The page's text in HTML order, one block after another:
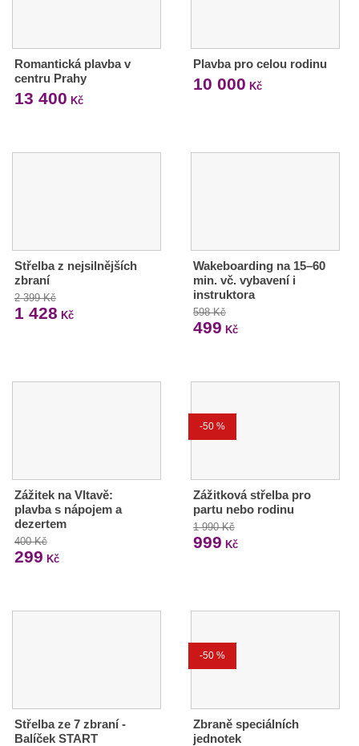
Romantická plavba v
centru Prahy
13 400 Kč
Plavba pro celou rodinu
10 000 Kč
Střelba z nejsilnějších
zbraní
2 399 Kč
1 428 Kč
Wakeboarding na 15–60
min. vč. vybavení i
instruktora
598 Kč
499 Kč
Zážitek na Vltavě:
plavba s nápojem a
dezertem
400 Kč
299 Kč
-50 %
Zážitková střelba pro
partu nebo rodinu
1 990 Kč
999 Kč
Střelba ze 7 zbraní -
Balíček START
-50 %
Zbraně speciálních
jednotek